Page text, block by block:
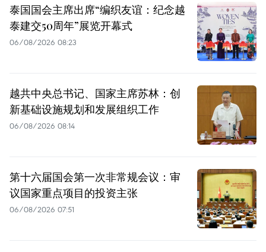
泰国国会主席出席“编织友谊：纪念越
泰建交50周年”展览开幕式
06/08/2026 08:23
越共中央总书记、国家主席苏林：创
新基础设施规划和发展组织工作
06/08/2026 08:14
第十六届国会第一次非常规会议：审
议国家重点项目的投资主张
06/08/2026 07:51